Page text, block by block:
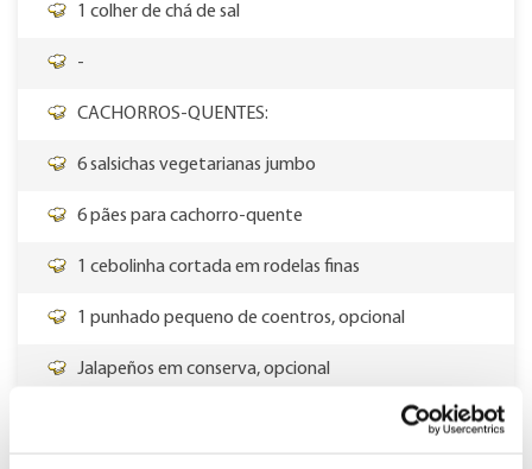
1 colher de chá de sal
-
CACHORROS-QUENTES:
6 salsichas vegetarianas jumbo
6 pães para cachorro-quente
1 cebolinha cortada em rodelas finas
1 punhado pequeno de coentros, opcional
Jalapeños em conserva, opcional